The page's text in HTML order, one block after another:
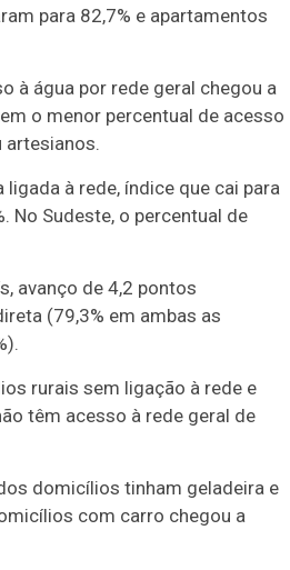
para 82,7% e apartamentos
à água por rede geral chegou a
o menor percentual de acesso
artesianos.
à rede, índice que cai para
No Sudeste, o percentual de
avanço de 4,2 pontos
(79,3% em ambas as
rurais sem ligação à rede e
têm acesso à rede geral de
domicílios tinham geladeira e
com carro chegou a